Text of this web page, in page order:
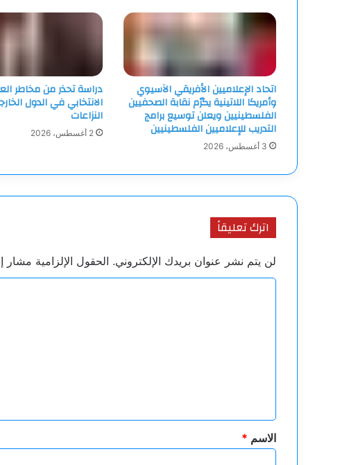
اتحاد الإعلاميين الأفريقي الآسيوي
وأمريكا اللاتينية يكرّم نقابة الصحفيين
الفلسطينيين ويعلن توسيع برامج
التدريب للإعلاميين الفلسطينيين
3 أغسطس، 2026
دراسة تحذر من مخاطر
الانتخابي في الدول
النزاعات
2 أغسطس، 2026
اترك تعليقاً
لن يتم نشر عنوان بريدك الإلكتروني. الحقول الإلزامية مشار
*
الاسم *